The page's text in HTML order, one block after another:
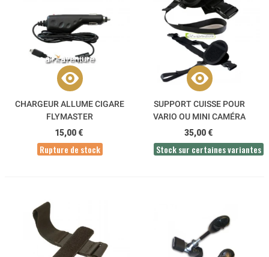
CHARGEUR ALLUME CIGARE
FLYMASTER
15,00 €
Rupture de stock
SUPPORT CUISSE POUR
VARIO OU MINI CAMÉRA
35,00 €
Stock sur certaines variantes